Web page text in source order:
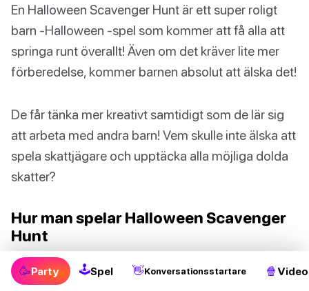
En Halloween Scavenger Hunt är ett super roligt
barn -Halloween -spel som kommer att få alla att
springa runt överallt! Även om det kräver lite mer
förberedelse, kommer barnen absolut att älska det!
De får tänka mer kreativt samtidigt som de lär sig
att arbeta med andra barn! Vem skulle inte älska att
spela skattjägare och upptäcka alla möjliga dolda
skatter?
Hur man spelar Halloween Scavenger
Hunt
Dela in barnen i grupper och ge varje grupp listan
över saker som de behöver jaga. Du kan göra detta
🥳Party 🕹Spel 👋Konversationsstartare 🍿